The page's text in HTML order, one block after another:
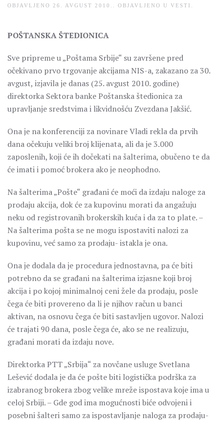
OBJAVLJENO 26. AVGUST 2010. . OBJAVLJENO U VESTI
POŠTANSKA ŠTEDIONICA
Sve pripreme u „Poštama Srbije“ su završene pred
očekivano prvo trgovanje akcijama NIS-a, zakazano za 30.
avgust, izjavila je danas (25. avgust 2010. godine)
direktorka Sektora banke Poštanska štedionica za
upravljanje sredstvima i likvidnošću Zvezdana Jakšić.
Ona je na konferenciji za novinare Vladi rekla da prvih
dana očekuju veliki broj klijenata, ali da je 3.000
zaposlenih, koji će ih dočekati na šalterima, obučeno te da
će imati i pomoć brokera ako je neophodno.
Na šalterima „Pošte“ građani će moći da izdaju naloge za
prodaju akcija, dok će za kupovinu morati da angažuju
neku od registrovanih brokerskih kuća i da za to plate. –
Na šalterima pošta se ne mogu ispostaviti nalozi za
kupovinu, već samo za prodaju- istakla je ona.
Ona je dodala da je procedura jednostavna, pa će biti
potrebno da se građani na šalterima izjasne koji broj
akcija i po kojoj minimalnoj ceni žele da prodaju, posle
čega će biti provereno da li je njihov račun u banci
aktivan, na osnovu čega će biti sastavljen ugovor. Nalozi
će trajati 90 dana, posle čega će, ako se ne realizuju,
građani morati da izdaju nove.
Direktorka PTT „Srbija“ za novčane usluge Svetlana
Lešević dodala je da će pošte biti logistička podrška za
izabranog brokera zbog velike mreže ispostava koje ima u
celoj Srbiji. – Gde god ima mogućnosti biće odvojeni i
posebni šalteri samo za ispostavljanje naloga za prodaju-